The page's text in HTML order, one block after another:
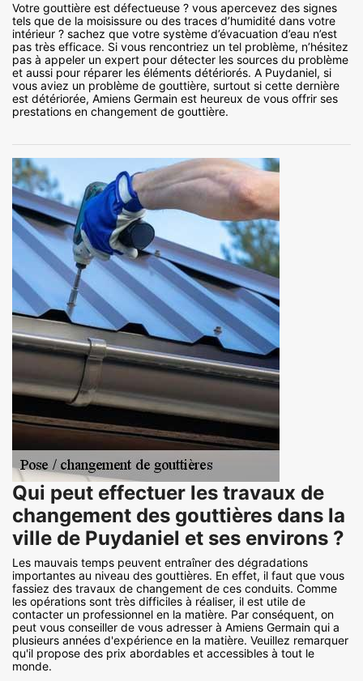
Votre gouttière est défectueuse ? vous apercevez des signes
tels que de la moisissure ou des traces d’humidité dans votre
intérieur ? sachez que votre système d’évacuation d’eau n’est
pas très efficace. Si vous rencontriez un tel problème, n’hésitez
pas à appeler un expert pour détecter les sources du problème
et aussi pour réparer les éléments détériorés. A Puydaniel, si
vous aviez un problème de gouttière, surtout si cette dernière
est détériorée, Amiens Germain est heureux de vous offrir ses
prestations en changement de gouttière.
Qui peut effectuer les travaux de
changement des gouttières dans la
ville de Puydaniel et ses environs ?
Les mauvais temps peuvent entraîner des dégradations
importantes au niveau des gouttières. En effet, il faut que vous
fassiez des travaux de changement de ces conduits. Comme
les opérations sont très difficiles à réaliser, il est utile de
contacter un professionnel en la matière. Par conséquent, on
peut vous conseiller de vous adresser à Amiens Germain qui a
plusieurs années d'expérience en la matière. Veuillez remarquer
qu'il propose des prix abordables et accessibles à tout le
monde.